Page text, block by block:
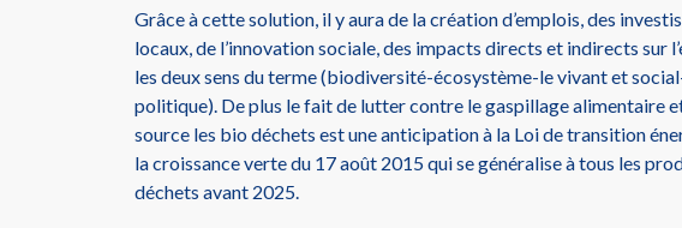
Grâce à cette solution, il y aura de la création d’emplois, des
locaux, de l’innovation sociale, des impacts directs et indirects sur
les deux sens du terme (biodiversité-écosystème-le vivant et
politique). De plus le fait de lutter contre le gaspillage alimentaire
source les bio déchets est une anticipation à la Loi de transition
la croissance verte du 17 août 2015 qui se généralise à tous les
déchets avant 2025.